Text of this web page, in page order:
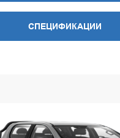
СПЕЦИФИКАЦИИ